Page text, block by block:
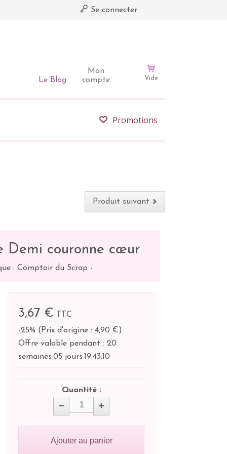
Se connecter
Mon
compte
Le Blog Vide
Promotions
Produit suivant
Demi couronne cœur
: Comptoir du Scrap -
3,67 €
TTC
-25% ( Prix d'origine : 4,90 €)
Offre valable pendant : 20
semaines 05 jours 19:43:10
Quantité :
Ajouter au panier